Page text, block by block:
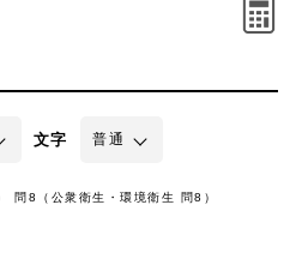
文字
問8（公衆衛生・環境衛生 問8）